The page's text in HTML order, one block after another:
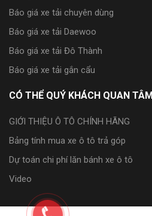
Báo giá xe tải chuyên dùng
Báo giá xe tải Daewoo
Báo giá xe tải Đô Thành
Báo giá xe tải gắn cẩu
CÓ THỂ QUÝ KHÁCH QUAN TÂM
GIỚI THIỆU Ô TÔ CHÍNH HÃNG
Bảng tính mua xe ô tô trả góp
Dự toán chi phí lăn bánh xe ô tô
Video